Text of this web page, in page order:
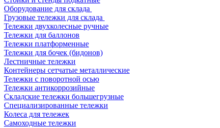
Оборудование для склада
Грузовые тележки для склада
Тележки двухколесные ручные
Тележки для баллонов
Тележки платформенные
Тележки для бочек (бидонов)
Лестничные тележки
Контейнеры сетчатые металлические
Тележки с поворотной осью
Тележки антикоррозийные
Складские тележки большегрузные
Специализированные тележки
Колеса для тележек
Самоходные тележки